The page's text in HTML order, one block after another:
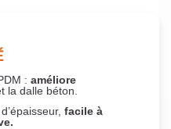
: améliore
la dalle béton.
d’épaisseur, facile à